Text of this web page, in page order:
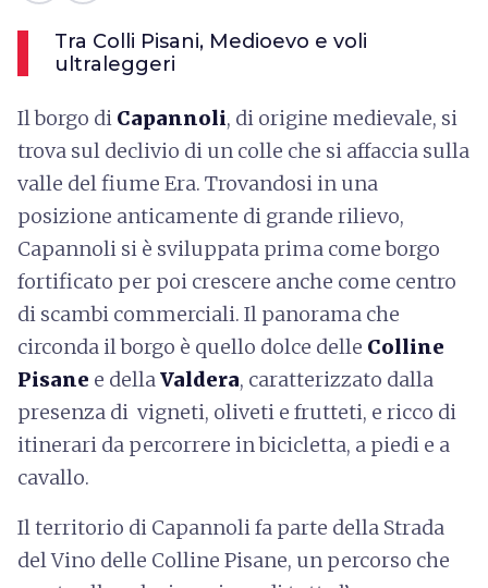
Tra Colli Pisani, Medioevo e voli
ultraleggeri
Il borgo di Capannoli, di origine medievale, si
trova sul declivio di un colle che si affaccia sulla
valle del fiume Era. Trovandosi in una
posizione anticamente di grande rilievo,
Capannoli si è sviluppata prima come borgo
fortificato per poi crescere anche come centro
di scambi commerciali. Il panorama che
circonda il borgo è quello dolce delle Colline
Pisane e dellaValdera, caratterizzato dalla
presenza di vigneti, oliveti e frutteti, e ricco di
itinerari da percorrere in bicicletta, a piedi e a
cavallo.
Il territorio di Capannoli fa parte della Strada
del Vino delle Colline Pisane, un percorso che